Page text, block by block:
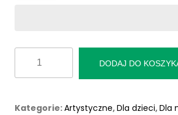
DODAJ DO
Kategorie:Artystyczne,Dla dzieci,Dla